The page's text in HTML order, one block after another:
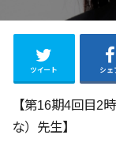
ツイート シェ
【第16期4回目2
な）先生】